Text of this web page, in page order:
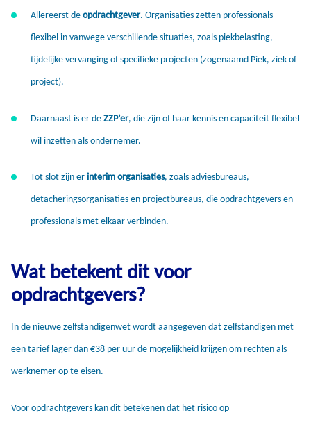
Allereerst deopdrachtgever. Organisaties zetten professionals
flexibel in vanwege verschillende situaties, zoals piekbelasting,
tijdelijke vervanging of specifieke projecten (zogenaamd Piek, ziek of
project).
Daarnaast is er deZZP’er, die zijn of haar kennis en capaciteit flexibel
wil inzetten als ondernemer.
Tot slot zijn erinterim organisaties, zoals adviesbureaus,
detacheringsorganisaties en projectbureaus, die opdrachtgevers en
professionals met elkaar verbinden.
Wat betekent dit voor
opdrachtgevers?
In de nieuwe zelfstandigenwet wordt aangegeven dat zelfstandigen met
een tarief lager dan €38 per uur de mogelijkheid krijgen om rechten als
werknemer op te eisen.
Voor opdrachtgevers kan dit betekenen dat het risico op